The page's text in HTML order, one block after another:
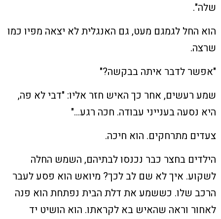
שלה".
הוא החל לגמגם מעט, גם האנגלית לא יצאה מפיו כמו
שרצה.
"אפשר לדבר איתה בבקשה?"
שמע רעשים, אחר כך האיש חזר אליו: "דבי לא פה,
היא נסעה בענייני עבודה. חכה רגע…"
צעדים מתרחקים. הוא חיכה.
הילדים בחצר כבר נכנסו לבתיהם, השמש החלה
לשקוע. איך לא שם לב לכך? מיואש הוא פסע לעבר
הרכב שלו. כששמע את דלת הבית נפתחת הוא פנה
לאחור וראה שהאיש בא לקראתו. הוא הושיט יד